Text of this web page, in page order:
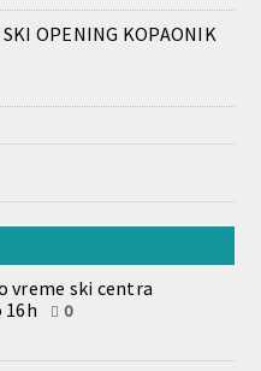
OPENING KOPAONIK
vreme ski centra
16h
0